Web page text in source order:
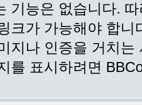
기능은 없습니다.
크가 가능해야 합
지나 인증을 거치
를 표시하려면